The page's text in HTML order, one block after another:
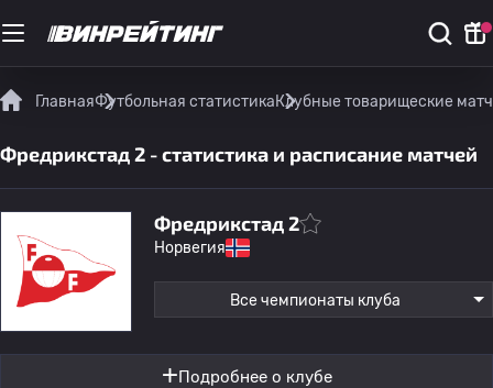
ГлавнаяФутбольная статистикаКлубные товарищеские
Фредрикстад 2 - статистика и расписание матчей
Фредрикстад 2
Норвегия
Все чемпионаты клуба
Подробнее о клубе